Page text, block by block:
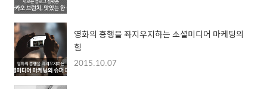
영화의 흥행을 좌지우지하는 소셜미디어 마케팅의
힘
2015.10.07